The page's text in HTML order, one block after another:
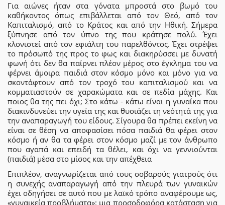
Για αιώνες ήταν στα γόνατα μπροστά στο βωμό του
καθήκοντος όπως επιβάλλεται από τον Θεό, από τον
Καπιταλισμό, από το Κράτος και από την Ηθική. Σήμερα
ξύπνησε από τον ύπνο της που κράτησε πολύ. Έχει
κλονιστεί από τον εφιάλτη του παρελθόντος. Έχει στρέψει
το πρόσωπό της προς το φως και διακηρύσσει με δυνατή
φωνή ότι δεν θα παίρνει πλέον μέρος στο έγκλημα του να
φέρνει άμοιρα παιδιά στον κόσμο μόνο και μόνο για να
σκοντάφτουν από τον τροχό του καπιταλισμού και να
κομματιαστούν σε χαρακώματα και σε πεδία μάχης. Και
ποιος θα της πει όχι; Στο κάτω - κάτω είναι η γυναίκα που
διακινδυνεύει την υγεία της και θυσιάζει τη νεότητά της για
την αναπαραγωγή του είδους. Σίγουρα θα πρέπει εκείνη να
είναι σε θέση να αποφασίσει πόσα παιδιά θα φέρει στον
κόσμο ή αν θα τα φέρει στον κόσμο μαζί με τον άνθρωπο
που αγαπά και επειδή τα θέλει, και όχι να γεννιούνται
(παιδιά) μέσα στο μίσος και την απέχθεια
Επιπλέον, αναγνωρίζεται από τους σοβαρούς γιατρούς ότι
η συνεχής αναπαραγωγή από την πλευρά των γυναικών
έχει οδηγήσει σε αυτό που με λαϊκό τρόπο αναφέρουμε ως,
«γυναικεία προβλήματα»: μια προσοδοφόρα κατάσταση για